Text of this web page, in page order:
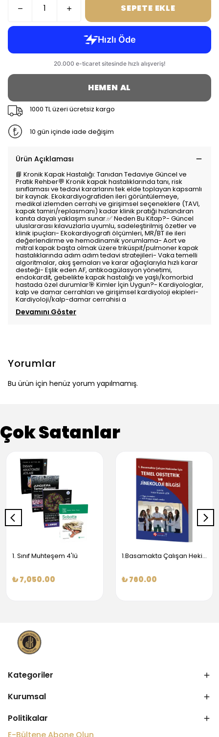
SEPETE EKLE
HEMEN AL
1000 TL üzeri ücretsiz kargo
10 gün içinde iade değişim
Ürün Açıklaması
📘 Kronik Kapak Hastalığı: Tanıdan Tedaviye Güncel ve
Pratik Rehber💬 Kronik kapak hastalıklarında tanı, risk
sınıflaması ve tedavi kararlarını tek elde toplayan kapsamlı
bir kaynak. Ekokardiyografiden ileri görüntülemeye,
medikal izlemden cerrahi ve girişimsel seçeneklere (TAVI,
kapak tamiri/replasmanı) kadar klinik pratiği hızlandıran
kanıta dayalı yaklaşım sunar.✅ Neden Bu Kitap?- Güncel
uluslararası kılavuzlarla uyumlu, sadeleştirilmiş özetler ve
klinik ipuçları- Ekokardiyografi ölçümleri, MR/BT ile ileri
değerlendirme ve hemodinamik yorumlama- Aort ve
mitral kapak başta olmak üzere triküspit/pulmoner kapak
hastalıklarında adım adım tedavi stratejileri- Vaka temelli
algoritmalar, akış şemaları ve karar ağaçlarıyla hızlı karar
desteği- Eşlik eden AF, antikoagülasyon yönetimi,
endokardit, gebelikte kapak hastalığı ve yaşlı/komorbid
hastada özel durumlar🎯 Kimler İçin Uygun?- Kardiyologlar,
kalp ve damar cerrahları ve girişimsel kardiyoloji ekipleri-
Kardiyoloji/kalp-damar cerrahisi a
Devamını Göster
Yorumlar
Bu ürün için henüz yorum yapılmamış.
Çok Satanlar
1. Sınıf Muhteşem 4'lü
₺ 7,050.00
1.Basamakta Çalışan Hekimler İçin Temel Obstetrik Ve Jinekoloji Bilgisi
₺ 760.00
Kategoriler
Kurumsal
Politikalar